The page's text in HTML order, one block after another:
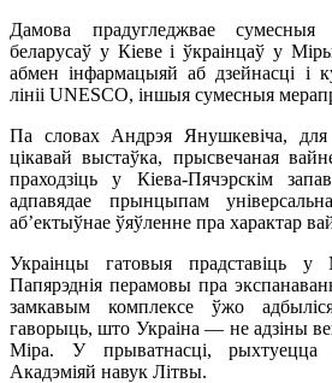
Дамова прадугледжвае сумесныя
беларусаў у Кіеве і ўкраінцаў у
абмен інфармацыяй аб дзейнасці і
лініі UNESCO, іншыя сумесныя
Па словах Андрэя Янушкевіча,
цікавай выстаўка, прысвечаная
праходзіць у Кіева-Пячэрскім
адпавядае прынцыпам
аб’ектыўнае ўяўленне пра характар
Украінцы гатовыя прадставіць
Папярэднія перамовы пра
замкавым комплексе ўжо
гаворыць, што Украіна — не адзіны
Міра. У прыватнасці, рыхтуецца
Акадэміяй навук Літвы.